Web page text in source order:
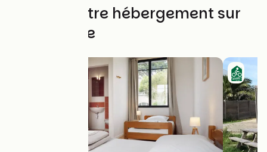
Trouvez votre hébergement sur
cette étape